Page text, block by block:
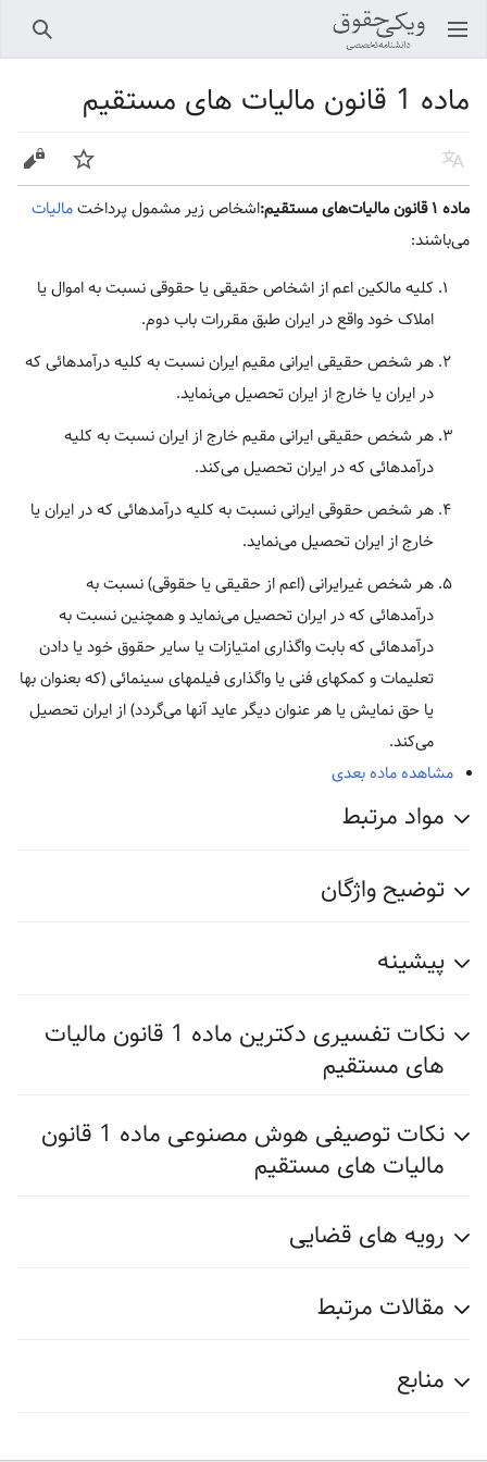
باز کردن منو اصلی جستجو
ماده 1 قانون مالیات های مستقیم
زبان پیگیری ویرایش
ماده ۱ قانون مالیات‌های مستقیم: اشخاص زیر مشمول پرداختمالیات
می‌باشند:
کلیه مالکین اعم از اشخاص حقیقی یا حقوقی نسبت به اموال یا
املاک خود واقع در ایران طبق مقررات باب دوم.
هر شخص حقیقی ایرانی مقیم ایران نسبت به کلیه درآمدهائی که
در ایران یا خارج از ایران تحصیل می‌نماید.
هر شخص حقیقی ایرانی مقیم خارج از ایران نسبت به کلیه
درآمدهائی که در ایران تحصیل می‌کند.
هر شخص حقوقی ایرانی نسبت به کلیه درآمدهائی که در ایران یا
خارج از ایران تحصیل می‌نماید.
هر شخص غیرایرانی (اعم از حقیقی یا حقوقی) نسبت به
درآمدهائی که در ایران تحصیل می‌نماید و همچنین نسبت به
درآمدهائی که بابت واگذاری امتیازات یا سایر حقوق خود یا دادن
تعلیمات و کمکهای فنی یا واگذاری فیلمهای سینمائی (که بعنوان بها
یا حق نمایش یا هر عنوان دیگر عاید آنها می‌گردد) از ایران تحصیل
می‌کند.
مشاهده ماده بعدی
مواد مرتبط
توضیح واژگان
پیشینه
نکات تفسیری دکترین ماده 1 قانون مالیات
های مستقیم
نکات توصیفی هوش مصنوعی ماده 1 قانون
مالیات های مستقیم
رویه های قضایی
مقالات مرتبط
منابع